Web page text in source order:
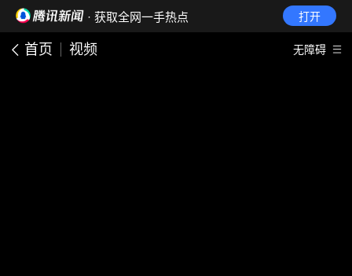
· 获取全网一手热点 打开
首页 视频 无障碍